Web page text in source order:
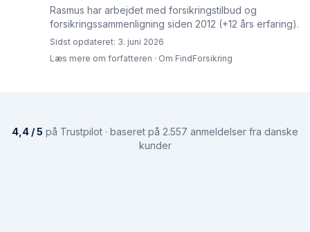
Rasmus har arbejdet med forsikringstilbud og
forsikringssammenligning siden 2012 (+12 års erfaring).
Sidst opdateret: 3. juni 2026
Læs mere om forfatteren · Om FindForsikring
4,4 / 5 på Trustpilot · baseret på 2.557 anmeldelser fra danske
kunder